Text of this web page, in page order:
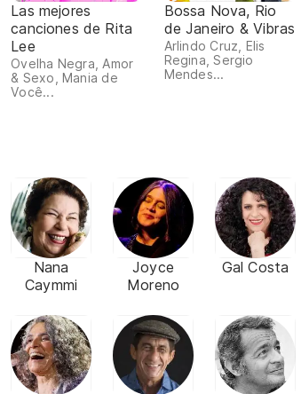
Las mejores
canciones de Rita
Lee
Ovelha Negra, Amor
& Sexo, Mania de
Você...
Bossa Nova, Rio
de Janeiro & Vibras
Arlindo Cruz, Elis
Regina, Sergio
Mendes...
Nana
Caymmi
Joyce
Moreno
Gal Costa